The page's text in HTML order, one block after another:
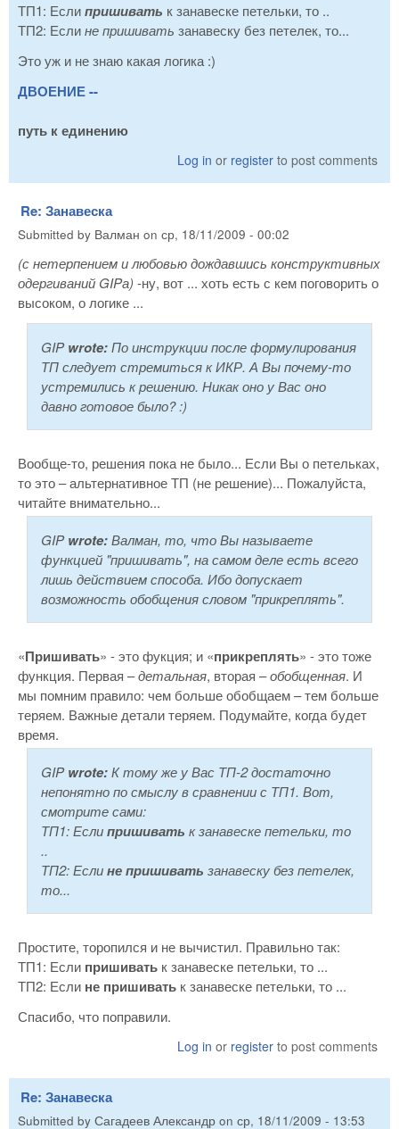
ТП1: Еслипришивать к занавеске петельки, то ..
ТП2: Еслине пришивать занавеску без петелек, то...
Это уж и не знаю какая логика :)
ДВОЕНИЕ --
путь к единению
Log in or register to post comments
Re: Занавеска
Submitted by Валман on ср, 18/11/2009 - 00:02
(с нетерпением и любовью дождавшись конструктивных
одергиваний GIPа) -ну, вот ... хоть есть с кем поговорить о
высоком, о логике ...
GIPwrote:По инструкции после формулирования
ТП следует стремиться к ИКР. А Вы почему-то
устремились к решению. Никак оно у Вас оно
давно готовое было? :)
Вообще-то, решения пока не было... Если Вы о петельках,
то это – альтернативное ТП (не решение)... Пожалуйста,
читайте внимательно...
GIPwrote:Валман, то, что Вы называете
функцией "пришивать", на самом деле есть всего
лишь действием способа. Ибо допускает
возможность обобщения словом "прикреплять".
«Пришивать» - это фукция; и «прикреплять» - это тоже
функция. Первая –детальная, вторая –обобщенная. И
мы помним правило: чем больше обобщаем – тем больше
теряем. Важные детали теряем. Подумайте, когда будет
время.
GIPwrote:К тому же у Вас ТП-2 достаточно
непонятно по смыслу в сравнении с ТП1. Вот,
смотрите сами:
ТП1: Еслипришивать к занавеске петельки, то
..
ТП2: Еслине пришивать занавеску без петелек,
то...
Простите, торопился и не вычистил. Правильно так:
ТП1: Если пришивать к занавеске петельки, то ...
ТП2: Если не пришивать к занавеске петельки, то ...
Спасибо, что поправили.
Log in or register to post comments
Re: Занавеска
Submitted by Сагадеев Александр on ср, 18/11/2009 - 13:53